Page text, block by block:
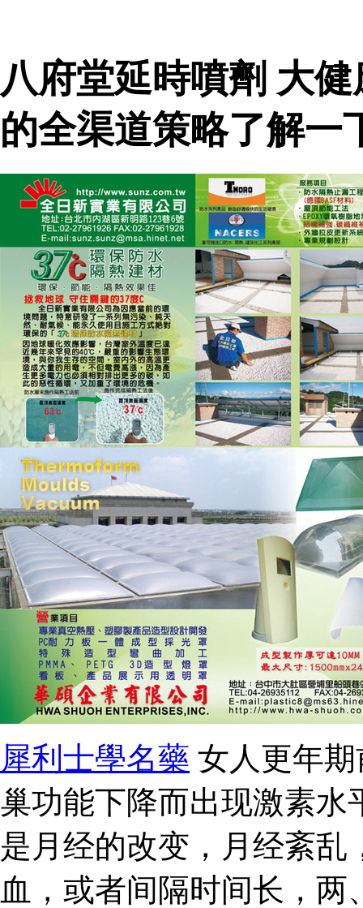
八府堂延時噴劑 大
的全渠道策略了解一
犀利士學名藥 女人更年
巢功能下降而出现激素水
是月经的改变，月经紊
血，或者间隔时间长，